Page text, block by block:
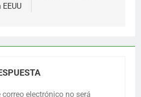
electrónico no será